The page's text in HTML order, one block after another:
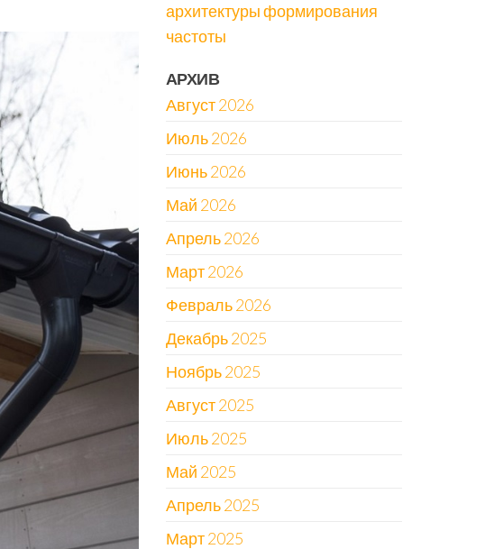
архитектуры формирования
частоты
АРХИВ
Август 2026
Июль 2026
Июнь 2026
Май 2026
Апрель 2026
Март 2026
Февраль 2026
Декабрь 2025
Ноябрь 2025
Август 2025
Июль 2025
Май 2025
Апрель 2025
Март 2025